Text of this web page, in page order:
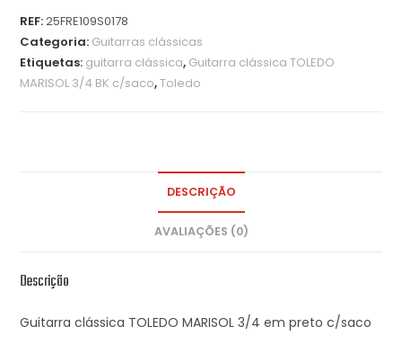
REF:25FRE109S0178
Categoria: Guitarras clássicas
Etiquetas: guitarra clássica, Guitarra clássica TOLEDO
MARISOL 3/4 BK c/saco,Toledo
DESCRIÇÃO
AVALIAÇÕES (0)
Descrição
Guitarra clássica TOLEDO MARISOL 3/4 em preto c/saco